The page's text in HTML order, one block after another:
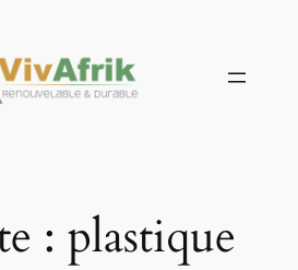
: plastique